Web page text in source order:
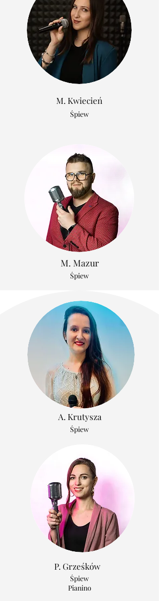
M. Kwiecień
Śpiew
M. Mazur
Śpiew
A. Krutysza
Śpiew
P. Grześków
Śpiew
Pianino